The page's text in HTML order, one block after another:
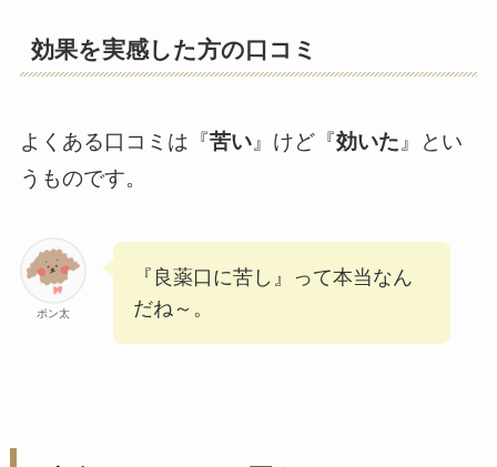
効果を実感した方の口コミ
よくある口コミは『苦い』けど『効いた 』とい
うものです。
ポン太
『良薬口に苦し』って本当なん
だね～。